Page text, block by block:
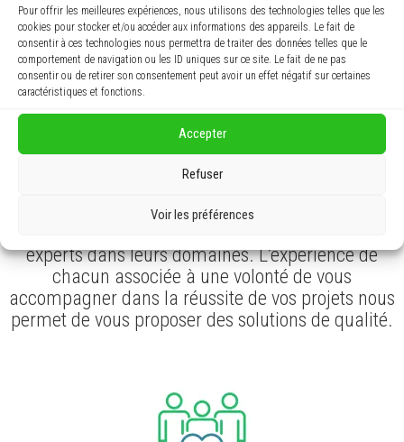
Pour offrir les meilleures expériences, nous utilisons des technologies telles que les
cookies pour stocker et/ou accéder aux informations des appareils. Le fait de
consentir à ces technologies nous permettra de traiter des données telles que le
comportement de navigation ou les ID uniques sur ce site. Le fait de ne pas
consentir ou de retirer son consentement peut avoir un effet négatif sur certaines
caractéristiques et fonctions.
Accepter
Refuser
Voir les préférences
Excellence et expertise :
experts dans leurs domaines. L’expérience de
chacun associée à une volonté de vous
accompagner dans la réussite de vos projets nous
permet de vous proposer des solutions de qualité.